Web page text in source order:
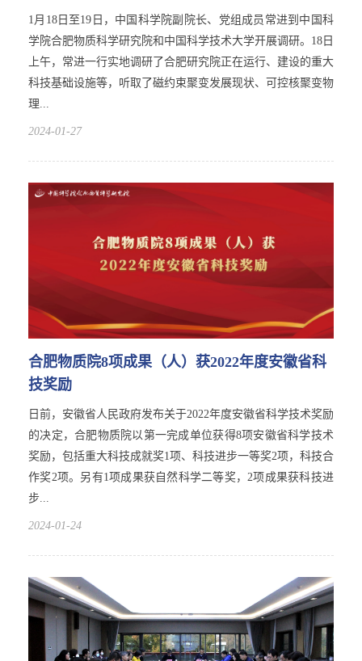
1月18日至19日，中国科学院副院长、党组成员常进到中国科
学院合肥物质科学研究院和中国科学技术大学开展调研。18日
上午，常进一行实地调研了合肥研究院正在运行、建设的重大
科技基础设施等，听取了磁约束聚变发展现状、可控核聚变物
理...
2024-01-27
合肥物质院8项成果（人）获2022年度安徽省科
技奖励
日前，安徽省人民政府发布关于2022年度安徽省科学技术奖励
的决定，合肥物质院以第一完成单位获得8项安徽省科学技术
奖励，包括重大科技成就奖1项、科技进步一等奖2项，科技合
作奖2项。另有1项成果获自然科学二等奖，2项成果获科技进
步...
2024-01-24